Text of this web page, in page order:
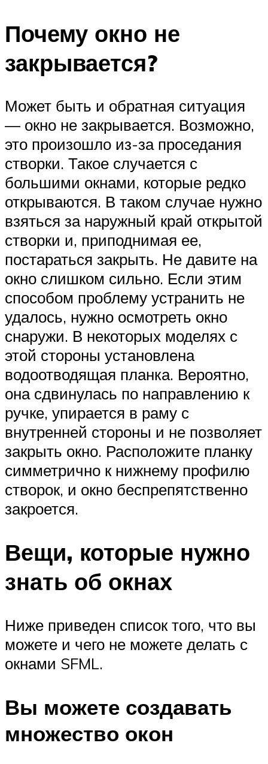
Почему окно не
закрывается?
Может быть и обратная ситуация
— окно не закрывается. Возможно,
это произошло из-за проседания
створки. Такое случается с
большими окнами, которые редко
открываются. В таком случае нужно
взяться за наружный край открытой
створки и, приподнимая ее,
постараться закрыть. Не давите на
окно слишком сильно. Если этим
способом проблему устранить не
удалось, нужно осмотреть окно
снаружи. В некоторых моделях с
этой стороны установлена
водоотводящая планка. Вероятно,
она сдвинулась по направлению к
ручке, упирается в раму с
внутренней стороны и не позволяет
закрыть окно. Расположите планку
симметрично к нижнему профилю
створок, и окно беспрепятственно
закроется.
Вещи, которые нужно
знать об окнах
Ниже приведен список того, что вы
можете и чего не можете делать с
окнами SFML.
Вы можете создавать
множество окон